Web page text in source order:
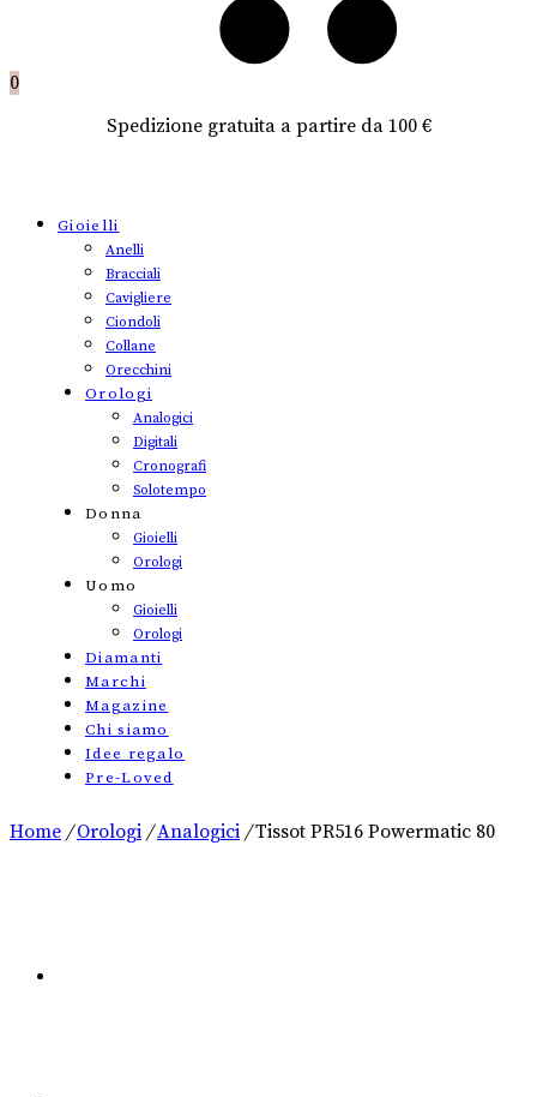
0
Spedizione gratuita a partire da 100 €
Gioielli
Anelli
Bracciali
Cavigliere
Ciondoli
Collane
Orecchini
Orologi
Analogici
Digitali
Cronografi
Solotempo
Donna
Gioielli
Orologi
Uomo
Gioielli
Orologi
Diamanti
Marchi
Magazine
Chi siamo
Idee regalo
Pre-Loved
Home / Orologi / Analogici /Tissot PR516 Powermatic 80